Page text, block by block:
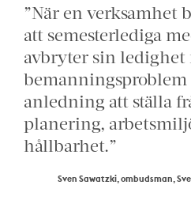
”När en verksamhet
att semesterlediga
avbryter sin ledighet
anledning att ställa
planering,
hållbarhet.”
Sven Sawatzki, ombudsman,